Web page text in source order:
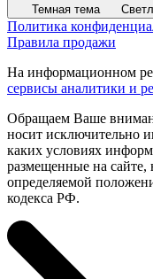
Темная тема
Политика
Правила продажи
На информационном
сервисы аналитики и
Обращаем Ваше
носит исключительно
каких условиях
размещенные на сайте,
определяемой
кодекса РФ.